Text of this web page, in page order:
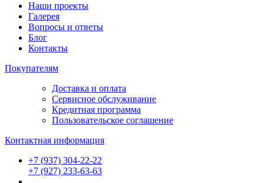
Наши проекты
Галерея
Вопросы и ответы
Блог
Контакты
Покупателям
Доставка и оплата
Сервисное обслуживание
Кредитная программа
Пользовательское соглашение
Контактная информация
+7 (937) 304-22-22
+7 (927) 233-63-63